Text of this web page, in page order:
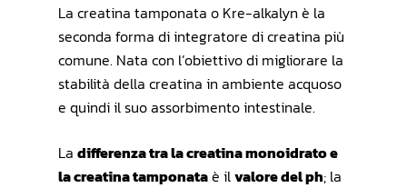
La creatina tamponata o Kre-alkalyn è la
seconda forma di integratore di creatina più
comune. Nata con l’obiettivo di migliorare la
stabilità della creatina in ambiente acquoso
e quindi il suo assorbimento intestinale.
La differenza tra la creatina monoidrato e
la creatina tamponataè ilvalore del ph; la